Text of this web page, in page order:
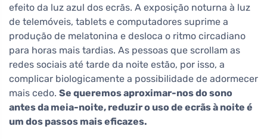
efeito da luz azul dos ecrãs. A exposição noturna à luz
de telemóveis, tablets e computadores suprime a
produção de melatonina e desloca o ritmo circadiano
para horas mais tardias. As pessoas que scrollam as
redes sociais até tarde da noite estão, por isso, a
complicar biologicamente a possibilidade de adormecer
mais cedo. Se queremos aproximar-nos do sono
antes da meia-noite, reduzir o uso de ecrãs à noite é
um dos passos mais eficazes.